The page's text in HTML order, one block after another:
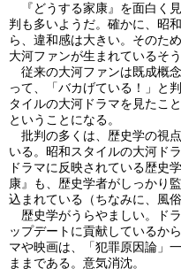
『どうする家康』を面白く
判も多いようだ。確かに、昭
ら、違和感は大きい。そのた
大河ファンが生まれているそう
従来の大河ファンは既成概
って、「バカげている！」と
タイルの大河ドラマを見たこ
ということになる。
批判の多くは、歴史学の視
いる。昭和スタイルの大河ド
ドラマに反映されている歴史
康』も、歴史学者がしっかり
込まれている（ちなみに、風
歴史学がうらやましい。ド
ップデートに貢献しているか
マや映画は、「犯罪原因論」
ままである。意気消沈。